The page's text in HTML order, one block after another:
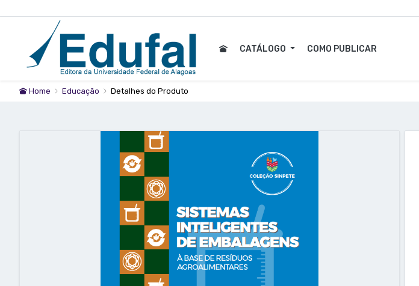
CATÁLOGO COMO PUBLICAR
Home Educação Detalhes do Produto